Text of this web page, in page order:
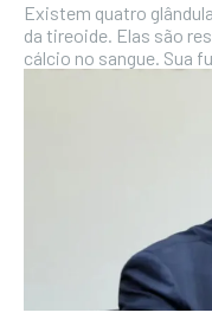
Existem quatro
da tireoide. Elas são
cálcio no sangue. Sua